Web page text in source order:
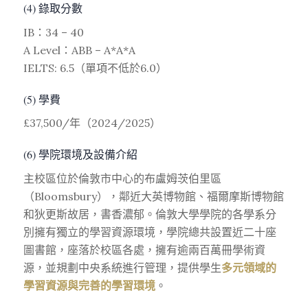
(4) 錄取分數
IB：34 – 40
A Level：ABB – A*A*A
IELTS: 6.5（單項不低於6.0）
(5) 學費
£37,500/年（2024/2025）
(6) 學院環境及設備介紹
主校區位於倫敦市中心的布盧姆茨伯里區
（Bloomsbury），鄰近大英博物館、福爾摩斯博物館
和狄更斯故居，書香濃郁。倫敦大學學院的各學系分
別擁有獨立的學習資源環境，學院總共設置近二十座
圖書館，座落於校區各處，擁有逾兩百萬冊學術資
源，並規劃中央系統進行管理，提供學生多元領域的
學習資源與完善的學習環境。